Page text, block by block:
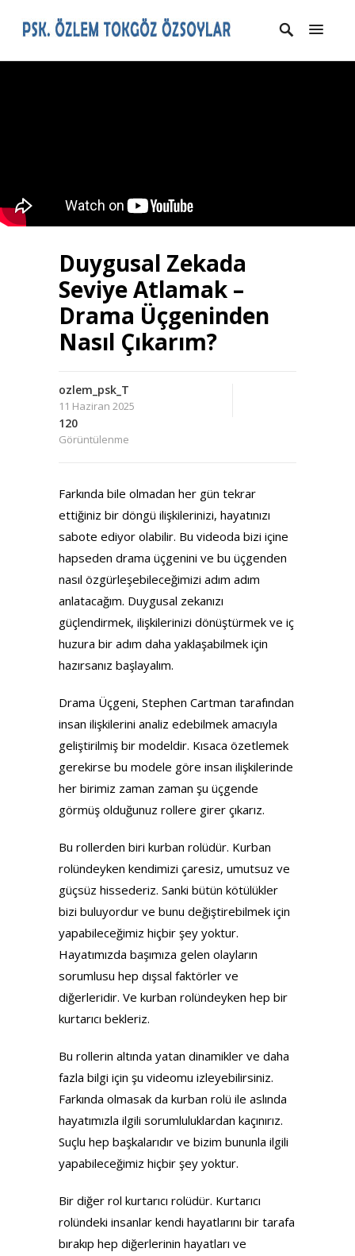
Duygusal Zekada
Seviye Atlamak –
Drama Üçgeninden
Nasıl Çıkarım?
ozlem_psk_T
11 Haziran 2025
120
Görüntülenme
Farkında bile olmadan her gün tekrar
ettiğiniz bir döngü ilişkilerinizi, hayatınızı
sabote ediyor olabilir. Bu videoda bizi içine
hapseden drama üçgenini ve bu üçgenden
nasıl özgürleşebileceğimizi adım adım
anlatacağım. Duygusal zekanızı
güçlendirmek, ilişkilerinizi dönüştürmek ve iç
huzura bir adım daha yaklaşabilmek için
hazırsanız başlayalım.
Drama Üçgeni, Stephen Cartman tarafından
insan ilişkilerini analiz edebilmek amacıyla
geliştirilmiş bir modeldir. Kısaca özetlemek
gerekirse bu modele göre insan ilişkilerinde
her birimiz zaman zaman şu üçgende
görmüş olduğunuz rollere girer çıkarız.
Bu rollerden biri kurban rolüdür. Kurban
rolündeyken kendimizi çaresiz, umutsuz ve
güçsüz hissederiz. Sanki bütün kötülükler
bizi buluyordur ve bunu değiştirebilmek için
yapabileceğimiz hiçbir şey yoktur.
Hayatımızda başımıza gelen olayların
sorumlusu hep dışsal faktörler ve
diğerleridir. Ve kurban rolündeyken hep bir
kurtarıcı bekleriz.
Bu rollerin altında yatan dinamikler ve daha
fazla bilgi için şu videomu izleyebilirsiniz.
Farkında olmasak da kurban rolü ile aslında
hayatımızla ilgili sorumluluklardan kaçınırız.
Suçlu hep başkalarıdır ve bizim bununla ilgili
yapabileceğimiz hiçbir şey yoktur.
Bir diğer rol kurtarıcı rolüdür. Kurtarıcı
rolündeki insanlar kendi hayatlarını bir tarafa
bırakıp hep diğerlerinin hayatları ve